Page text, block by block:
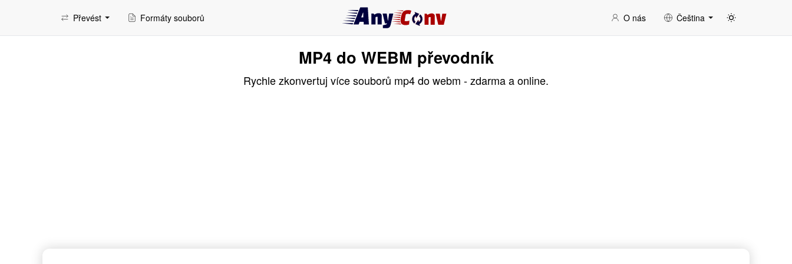
Převést Formáty souborů O nás Čeština
MP4 do WEBM převodník
Rychle zkonvertuj více souborů mp4 do webm - zdarma a online.